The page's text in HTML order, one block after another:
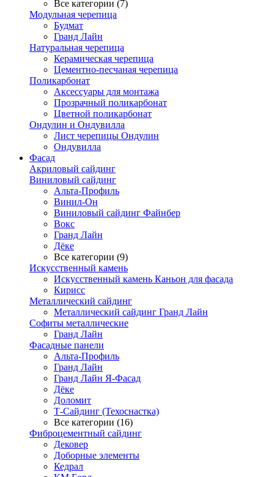
Все категории (7)
Модульная черепица
Будмат
Гранд Лайн
Натуральная черепица
Керамическая черепица
Цементно-песчаная черепица
Поликарбонат
Аксессуары для монтажа
Прозрачный поликарбонат
Цветной поликарбонат
Ондулин и Ондувилла
Лист черепицы Ондулин
Ондувилла
Фасад
Акриловый сайдинг
Виниловый сайдинг
Альта-Профиль
Винил-Он
Виниловый сайдинг Файнбер
Вокс
Гранд Лайн
Дёке
Все категории (9)
Искусственный камень
Искусственный камень Каньон для фасада
Кирисс
Металлический сайдинг
Металлический сайдинг Гранд Лайн
Софиты металлические
Гранд Лайн
Фасадные панели
Альта-Профиль
Гранд Лайн
Гранд Лайн Я-Фасад
Дёке
Доломит
Т-Сайдинг (Техоснастка)
Все категории (16)
Фиброцементный сайдинг
Дековер
Доборные элементы
Кедрал